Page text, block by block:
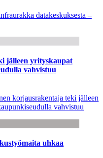
datakeskuksesta –
jälleen yrityskaupat
vahvistuu
korjausrakentaja teki jälleen
vahvistuu
uhkaa